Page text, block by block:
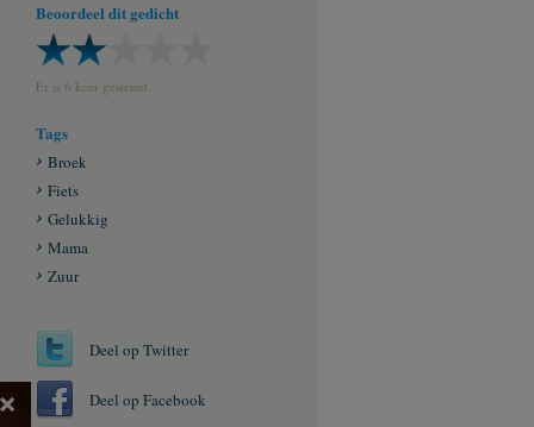
Beoordeel dit gedicht
Er is 6 keer gestemd.
Tags
Broek
Fiets
Gelukkig
Mama
Zuur
Deel op Twitter
Deel op Facebook